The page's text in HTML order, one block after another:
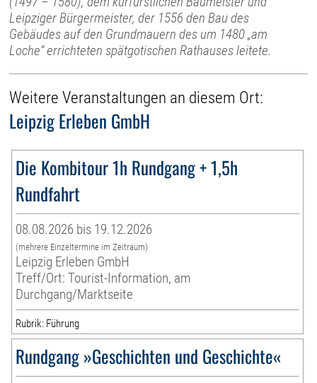
Leipziger Bürgermeister, der 1556 den Bau des
Gebäudes auf den Grundmauern des um 1480 „am
Loche“ errichteten spätgotischen Rathauses leitete.
Weitere Veranstaltungen an diesem Ort:
Leipzig Erleben GmbH
Die Kombitour 1h Rundgang + 1,5h
Rundfahrt
08.08.2026 bis 19.12.2026
(mehrere Einzeltermine im Zeitraum)
Leipzig Erleben GmbH
Treff/Ort: Tourist-Information, am
Durchgang/Marktseite
Rubrik: Führung
Rundgang »Geschichten und Geschichte«